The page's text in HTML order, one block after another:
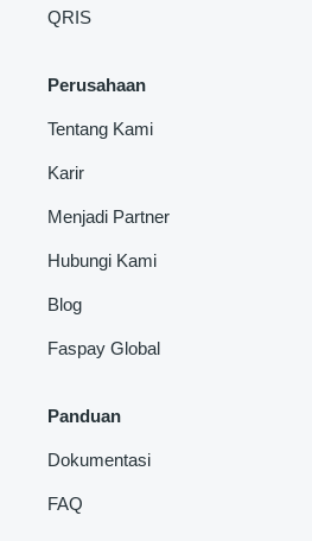
QRIS
Perusahaan
Tentang Kami
Karir
Menjadi Partner
Hubungi Kami
Blog
Faspay Global
Panduan
Dokumentasi
FAQ